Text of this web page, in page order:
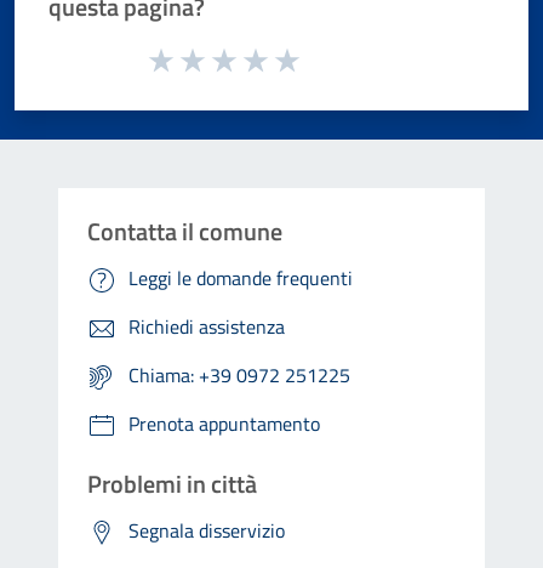
Valuta da 1 a 5 stelle la pagina
Contatta il comune
Leggi le domande frequenti
Richiedi assistenza
Chiama: +39 0972 251225
Prenota appuntamento
Problemi in città
Segnala disservizio